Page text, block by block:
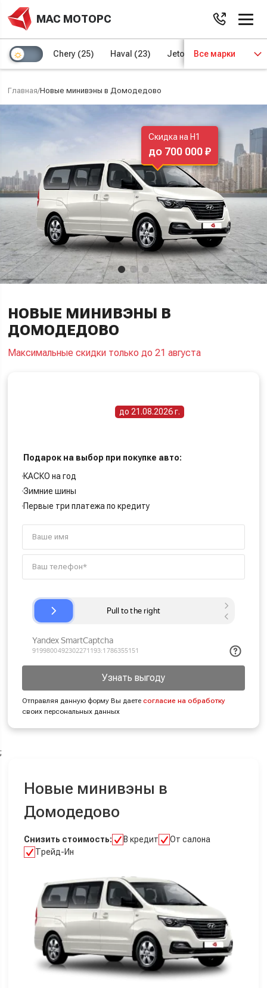
МАС МОТОРС
Chery (25) Haval (23) Jetour (8) Kaiyi (4)
Все марки
Главная/Новые минивэны в Домодедово
НОВЫЕ МИНИВЭНЫ В
ДОМОДЕДОВО
Максимальные скидки только до 21 августа
до 21.08.2026 г.
Подарок на выбор при покупке авто:
КАСКО на год
Зимние шины
Первые три платежа по кредиту
Узнать выгоду
Отправляя данную форму Вы даетесогласие на обработку
своих персональных данных
Скидка на H1
до 700 000 ₽
;
Новые минивэны в
Домодедово
Снизить стоимость: В кредит
От салона
Трейд-Ин